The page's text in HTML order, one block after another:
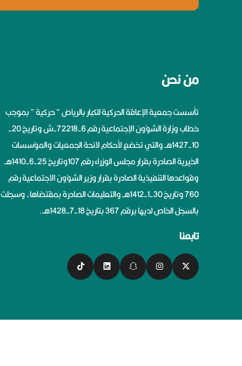
من نحن
تأسست جمعية الإعاقة الحركية للكبار بالرياض ” حركية ” بموجب
خطاب وزارة الشؤون الإجتماعية رقم 6-72218-ش وتاريخ 20-
10-1427هــ والتي تخضع لأحكام لائحة الجمعيات والمؤسسات
الخيرية الصادرة بقرار مجلس الوزراء رقم 107وتاريخ 25-6-1410هــ
وقواعدها التنفيذية الصادرة بقرار وزير الشؤون الاجتماعية رقم
760 وتاريخ 30-1-1412هــ والتعليمات الصادرة بمقتضاها، وسجلت
بالسجل الخاص لديها برقم 367 بتاريخ 18-7-1428هــ.
تابعنا